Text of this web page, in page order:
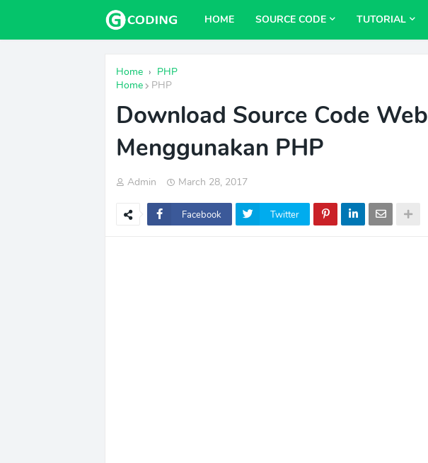
HOME SOURCE CODE TUTORIAL
Home › PHP
Home
PHP
Download Source Code
Menggunakan PHP
Admin March 28, 2017
Facebook Twitter